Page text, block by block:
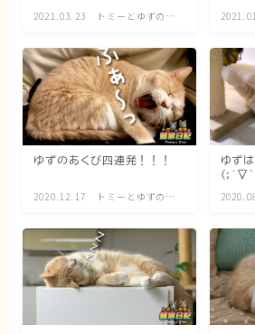
行動と心理（ねこの習性、気持ちの
策）
ブログ
トミーとゆずの観察日記
プロフィール
2021.03.23
トミーとゆずの観
ゆずのあくび四連発！！！
2020.12.17
トミーとゆずの観
ゆず
(;´▽